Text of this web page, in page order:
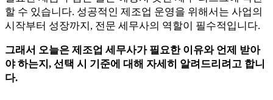
할 수 있습니다. 성공적인 제조업 운영을 위해서는 사업의
시작부터 성장까지, 전문 세무사의 역할이 필수적입니다.
그래서 오늘은 제조업 세무사가 필요한 이유와 언제 받아
야 하는지, 선택 시 기준에 대해 자세히 알려드리려고 합니
다.